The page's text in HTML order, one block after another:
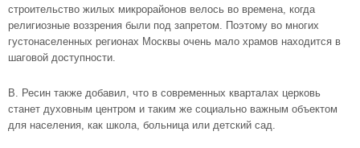
строительство жилых микрорайонов велось во времена, когда
религиозные воззрения были под запретом. Поэтому во многих
густонаселенных регионах Москвы очень мало храмов находится в
шаговой доступности.
В. Ресин также добавил, что в современных кварталах церковь
станет духовным центром и таким же социально важным объектом
для населения, как школа, больница или детский сад.